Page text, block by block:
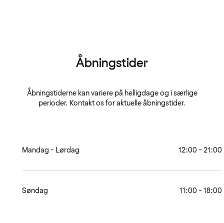
Åbningstider
Åbningstiderne kan variere på helligdage og i særlige
perioder. Kontakt os for aktuelle åbningstider.
Mandag - Lørdag 12:00 - 21:00
Søndag 11:00 - 18:00